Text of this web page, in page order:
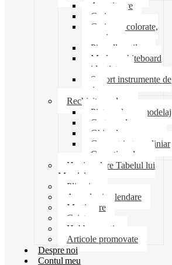
Ascutitoare
Carioca
Creioane colorate,
mecanice
Pix roller stilou
Marker whiteboard
evidentiator
Suport instrumente de
scris
Rechizite scolare
Pictura desen modelaj
Creta scolara
Ghiozdane penare
Geometrie trusa liniar
Coperti scolare
Harti scolare Tabelul lui
Mendeleev
Plicuri
Agende si calendare
Martisoare
Caiete
Hobby creatie
Articole promovate
Despre noi
Contul meu